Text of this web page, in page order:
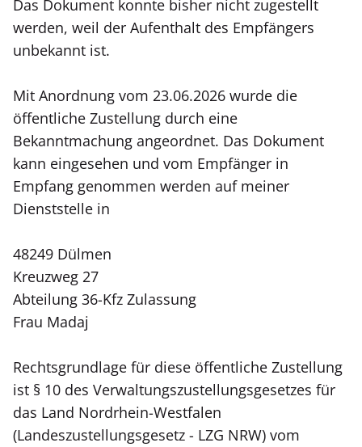
Das Dokument konnte bisher nicht zugestellt
werden, weil der Aufenthalt des Empfängers
unbekannt ist.
Mit Anordnung vom 23.06.2026 wurde die
öffentliche Zustellung durch eine
Bekanntmachung angeordnet. Das Dokument
kann eingesehen und vom Empfänger in
Empfang genommen werden auf meiner
Dienststelle in
48249 Dülmen
Kreuzweg 27
Abteilung 36-Kfz Zulassung
Frau Madaj
Rechtsgrundlage für diese öffentliche Zustellung
ist § 10 des Verwaltungszustellungsgesetzes für
das Land Nordrhein-Westfalen
(Landeszustellungsgesetz - LZG NRW) vom